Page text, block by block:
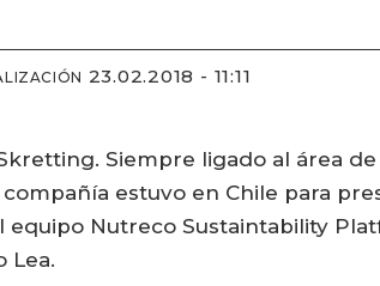
23.02.2018 - 11:11
Siempre ligado al área
estuvo en Chile para
Nutreco Sustaintability
Lea.